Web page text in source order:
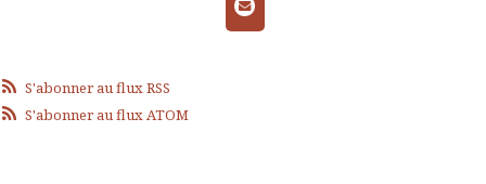
S'abonner au flux RSS
S'abonner au flux ATOM